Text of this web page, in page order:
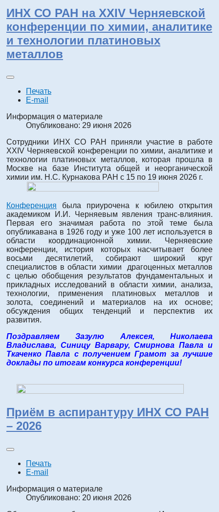
ИНХ СО РАН на XXIV Черняевской
конференции по химии, аналитике
и технологии платиновых
металлов
Печать
E-mail
Информация о материале
Опубликовано: 29 июня 2026
Сотрудники ИНХ СО РАН приняли участие в работе
XXIV Черняевской конференции по химии, аналитике и
технологии платиновых металлов, которая прошла в
Москве на базе Института общей и неорганической
химии им. Н.С. Курнакова РАН с 15 по 19 июня 2026 г.
Конференция была приурочена к юбилею открытия
академиком И.И. Черняевым явления транс-влияния.
Первая его значимая работа по этой теме была
опубликавана в 1926 году и уже 100 лет используется в
области координационной химии. Черняевские
конференции, история которых насчитывает более
восьми десятилетий, собирают широкий круг
специалистов в области химии драгоценных металлов
с целью обобщения результатов фундаментальных и
прикладных исследований в области химии, анализа,
технологии, применения платиновых металлов и
золота, соединений и материалов на их основе;
обсуждения общих тенденций и перспектив их
развития.
Поздравляем Зазулю Алексея, Николаева
Владислава, Синицу Варвару, Смирнова Павла и
Ткаченко Павла с получением Грамот за лучшие
доклады по итогам конкурса конференции!
Приём в аспирантуру ИНХ СО РАН
– 2026
Печать
E-mail
Информация о материале
Опубликовано: 20 июня 2026